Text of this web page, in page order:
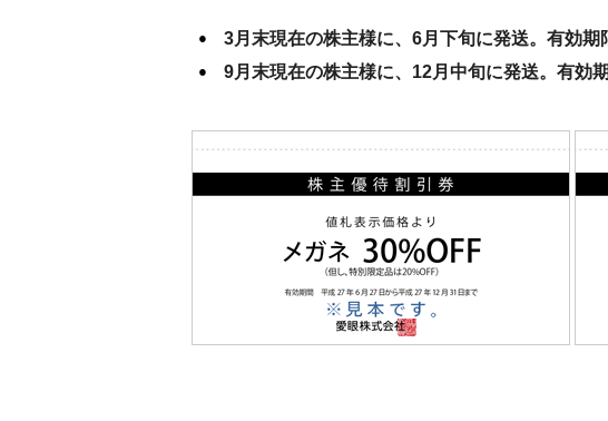
3月末現在の株主様に、6月下旬に発送。有効期
9月末現在の株主様に、12月中旬に発送。有効